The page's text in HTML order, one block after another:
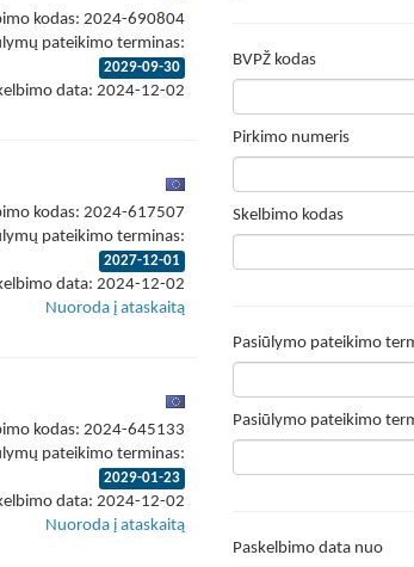
kodas: 2024-690804
pateikimo terminas:
2029-09-30
data: 2024-12-02
kodas: 2024-617507
pateikimo terminas:
2027-12-01
data: 2024-12-02
Nuoroda į ataskaitą
kodas: 2024-645133
pateikimo terminas:
2029-01-23
data: 2024-12-02
Nuoroda į ataskaitą
BVPŽ kodas
Pirkimo numeris
Skelbimo kodas
Pasiūlymo pateikimo
Pasiūlymo pateikimo
Paskelbimo data nuo